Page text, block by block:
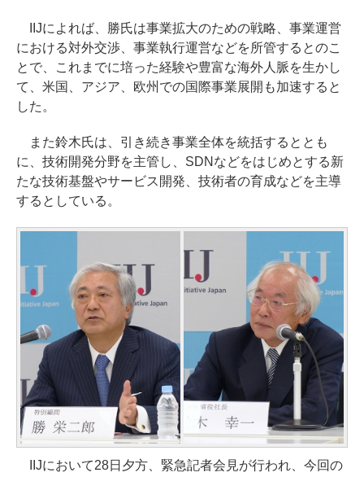
IIJによれば、勝氏は事業拡大のための戦略、事業運営
における対外交渉、事業執行運営などを所管するとのこ
とで、これまでに培った経験や豊富な海外人脈を生かし
て、米国、アジア、欧州での国際事業展開も加速すると
した。
また鈴木氏は、引き続き事業全体を統括するととも
に、技術開発分野を主管し、SDNなどをはじめとする新
たな技術基盤やサービス開発、技術者の育成などを主導
するとしている。
IIJにおいて28日夕方、緊急記者会見が行われ、今回の